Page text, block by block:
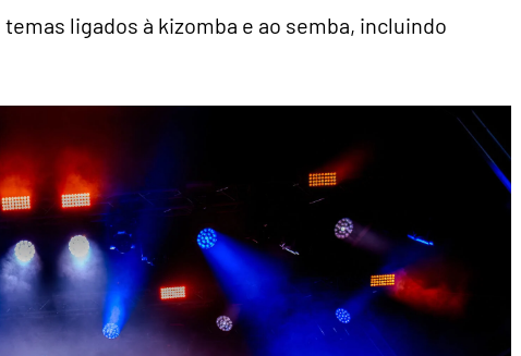
ligados à kizomba e ao semba, incluindo